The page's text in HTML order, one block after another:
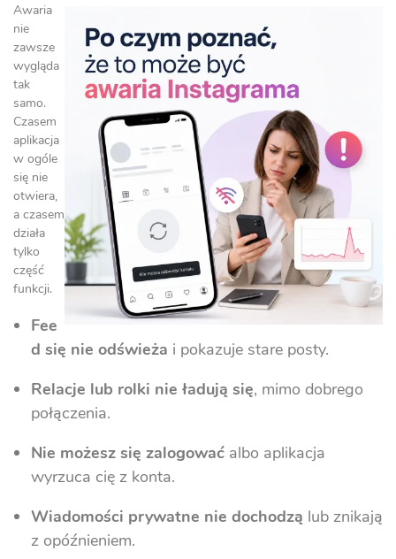
Awaria
nie
zawsze
wygląda
tak
samo.
Czasem
aplikacja
w ogóle
się nie
otwiera,
a czasem
działa
tylko
część
funkcji.
Fee
d się nie odświeża i pokazuje stare posty.
Relacje lub rolki nie ładują się, mimo dobrego
połączenia.
Nie możesz się zalogować albo aplikacja
wyrzuca cię z konta.
Wiadomości prywatne nie dochodzą lub znikają
z opóźnieniem.